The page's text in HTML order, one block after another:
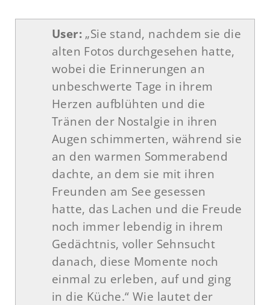
User: „Sie stand, nachdem sie die
alten Fotos durchgesehen hatte,
wobei die Erinnerungen an
unbeschwerte Tage in ihrem
Herzen aufblühten und die
Tränen der Nostalgie in ihren
Augen schimmerten, während sie
an den warmen Sommerabend
dachte, an dem sie mit ihren
Freunden am See gesessen
hatte, das Lachen und die Freude
noch immer lebendig in ihrem
Gedächtnis, voller Sehnsucht
danach, diese Momente noch
einmal zu erleben, auf und ging
in die Küche.“ Wie lautet der